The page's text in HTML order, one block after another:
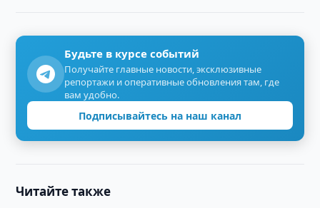
Будьте в курсе событий
Получайте главные новости, эксклюзивные
репортажи и оперативные обновления там, где
вам удобно.
Подписывайтесь на наш канал
Читайте также